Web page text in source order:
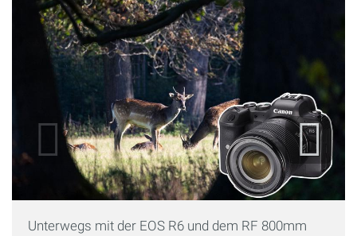
Unterwegs mit der EOS R6 und dem RF 800mm